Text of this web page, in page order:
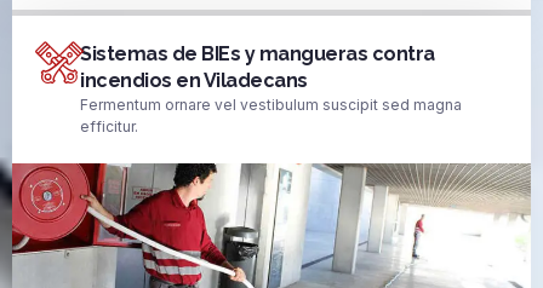
Sistemas de BIEs y mangueras contra
incendios en Viladecans
Fermentum ornare vel vestibulum suscipit sed magna
efficitur.